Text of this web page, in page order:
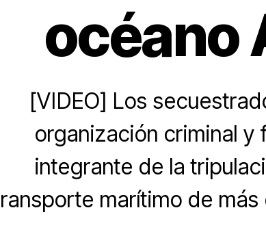
océano
[VIDEO] Los
organización criminal
integrante de la
marítimo de